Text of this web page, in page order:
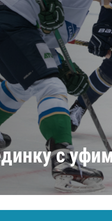
Амур
Барыс
Салават Юлаев
Сибирь
с